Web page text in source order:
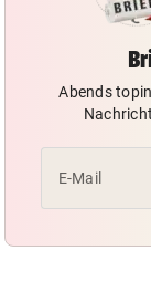
Abends
E-Mail